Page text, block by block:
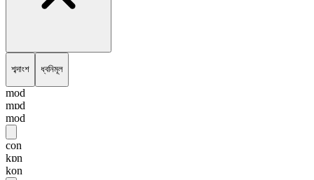
শব্দাংশ ধ্বনিমূল
mod
mɒd
mod
con
kɒn
kon